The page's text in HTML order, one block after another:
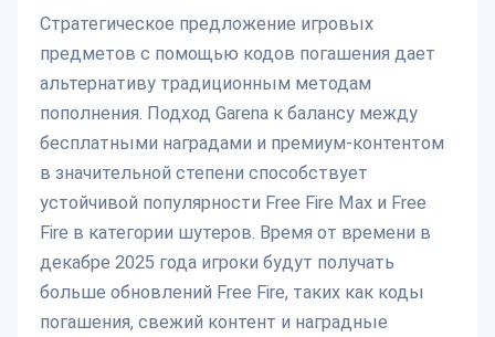
Стратегическое предложение игровых
предметов с помощью кодов погашения дает
альтернативу традиционным методам
пополнения. Подход Garena к балансу между
бесплатными наградами и премиум-контентом
в значительной степени способствует
устойчивой популярности Free Fire Max и Free
Fire в категории шутеров. Время от времени в
декабре 2025 года игроки будут получать
больше обновлений Free Fire, таких как коды
погашения, свежий контент и наградные